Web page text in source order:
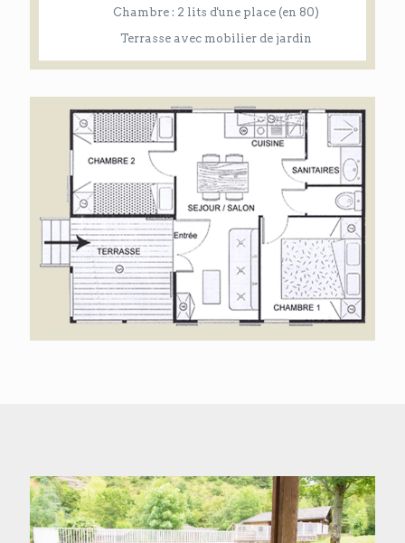
Chambre : 2 lits d'une place (en 80)
Terrasse avec mobilier de jardin